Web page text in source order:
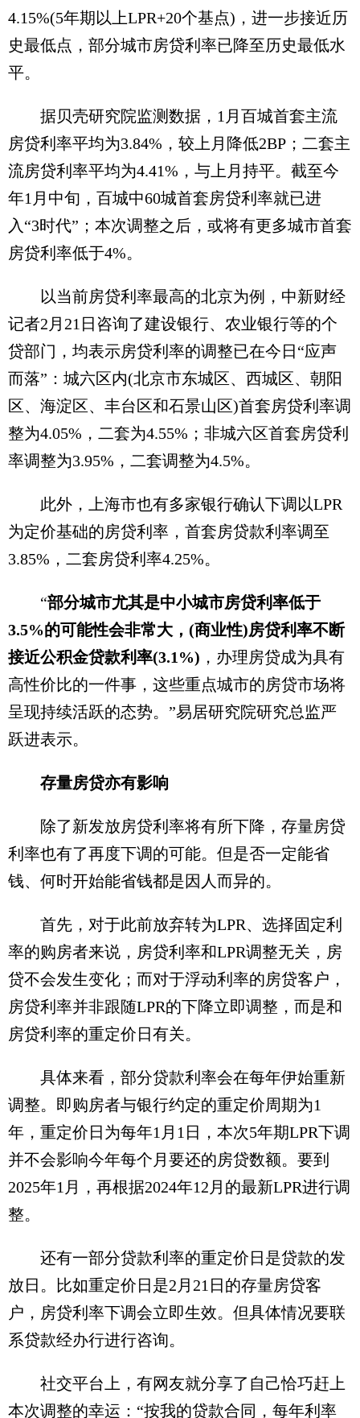
4.15%(5年期以上LPR+20个基点)，进一步接近历
史最低点，部分城市房贷利率已降至历史最低水
平。
据贝壳研究院监测数据，1月百城首套主流
房贷利率平均为3.84%，较上月降低2BP；二套主
流房贷利率平均为4.41%，与上月持平。截至今
年1月中旬，百城中60城首套房贷利率就已进
入“3时代”；本次调整之后，或将有更多城市首套
房贷利率低于4%。
以当前房贷利率最高的北京为例，中新财经
记者2月21日咨询了建设银行、农业银行等的个
贷部门，均表示房贷利率的调整已在今日“应声
而落”：城六区内(北京市东城区、西城区、朝阳
区、海淀区、丰台区和石景山区)首套房贷利率调
整为4.05%，二套为4.55%；非城六区首套房贷利
率调整为3.95%，二套调整为4.5%。
此外，上海市也有多家银行确认下调以LPR
为定价基础的房贷利率，首套房贷款利率调至
3.85%，二套房贷利率4.25%。
“部分城市尤其是中小城市房贷利率低于
3.5%的可能性会非常大，(商业性)房贷利率不断
接近公积金贷款利率(3.1%) ，办理房贷成为具有
高性价比的一件事，这些重点城市的房贷市场将
呈现持续活跃的态势。”易居研究院研究总监严
跃进表示。
存量房贷亦有影响
除了新发放房贷利率将有所下降，存量房贷
利率也有了再度下调的可能。但是否一定能省
钱、何时开始能省钱都是因人而异的。
首先，对于此前放弃转为LPR、选择固定利
率的购房者来说，房贷利率和LPR调整无关，房
贷不会发生变化；而对于浮动利率的房贷客户，
房贷利率并非跟随LPR的下降立即调整，而是和
房贷利率的重定价日有关。
具体来看，部分贷款利率会在每年伊始重新
调整。即购房者与银行约定的重定价周期为1
年，重定价日为每年1月1日，本次5年期LPR下调
并不会影响今年每个月要还的房贷数额。要到
2025年1月，再根据2024年12月的最新LPR进行调
整。
还有一部分贷款利率的重定价日是贷款的发
放日。比如重定价日是2月21日的存量房贷客
户，房贷利率下调会立即生效。但具体情况要联
系贷款经办行进行咨询。
社交平台上，有网友就分享了自己恰巧赶上
本次调整的幸运：“按我的贷款合同，每年利率